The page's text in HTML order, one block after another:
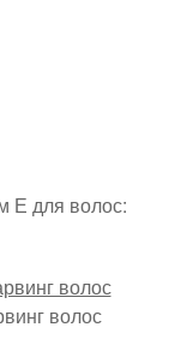
Е для волос:
волос